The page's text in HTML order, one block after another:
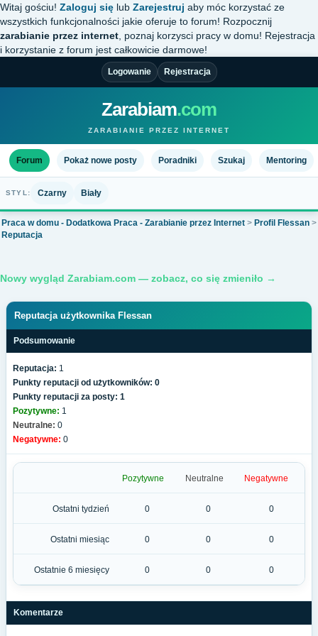
Witaj gościu! Zaloguj się lub Zarejestruj aby móc korzystać ze
wszystkich funkcjonalności jakie oferuje to forum! Rozpocznij
zarabianie przez internet , poznaj korzysci pracy w domu! Rejestracja
i korzystanie z forum jest całkowicie darmowe!
Logowanie Rejestracja
Zarabiam.com
ZARABIANIE PRZEZ INTERNET
Forum Pokaż nowe posty Poradniki Szukaj Mentoring
STYL: Czarny Biały
Praca w domu - Dodatkowa Praca - Zarabianie przez Internet > Profil Flessan >
Reputacja
Nowy wygląd Zarabiam.com — zobacz, co się zmieniło →
Reputacja użytkownika Flessan
Podsumowanie
Reputacja: 1
Punkty reputacji od użytkowników: 0
Punkty reputacji za posty: 1
Pozytywne: 1
Neutralne: 0
Negatywne: 0
Pozytywne Neutralne Negatywne
Ostatni tydzień 0 0 0
Ostatni miesiąc 0 0 0
Ostatnie 6 miesięcy 0 0 0
Komentarze